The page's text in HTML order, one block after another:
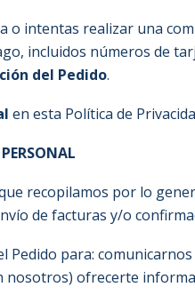
o intentas realizar una
incluidos números de
del Pedido.
en esta Política de
recopilamos por lo
de facturas y/o
Pedido para:
ofrecerte